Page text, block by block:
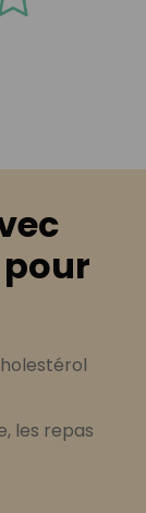
pour
les repas